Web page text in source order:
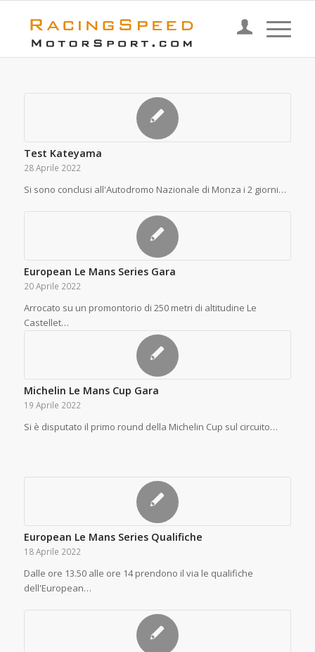
Test Kateyama
28 Aprile 2022
Si sono conclusi all'Autodromo Nazionale di Monza i 2 giorni…
European Le Mans Series Gara
20 Aprile 2022
Arrocato su un promontorio di 250 metri di altitudine Le
Castellet…
Michelin Le Mans Cup Gara
19 Aprile 2022
Si è disputato il primo round della Michelin Cup sul circuito…
European Le Mans Series Qualifiche
18 Aprile 2022
Dalle ore 13.50 alle ore 14 prendono il via le qualifiche
dell'European…